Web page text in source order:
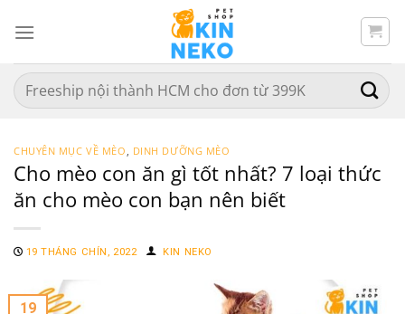
đến
dung
Search
for:
CHUYÊN MỤC VỀ MÈO DINH DƯỠNG MÈO
Cho mèo con ăn gì tốt nhất? 7 loại thức
ăn cho mèo con bạn nên biết
19 THÁNG CHÍN, 2022 KIN NEKO
19